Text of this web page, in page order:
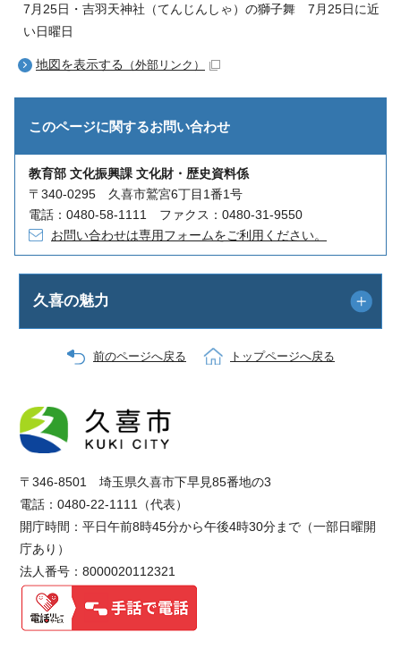
7月25日・吉羽天神社（てんじんしゃ）の獅子舞 7月25日に近
い日曜日
地図を表示する （外部リンク）
このページに関するお問い合わせ
教育部 文化振興課 文化財・歴史資料係
〒340-0295 久喜市鷲宮6丁目1番1号
電話：0480-58-1111 ファクス：0480-31-9550
お問い合わせは専用フォームをご利用ください。
久喜の魅力
前のページへ戻る トップページへ戻る
〒346-8501 埼玉県久喜市下早見85番地の3
電話：0480-22-1111（代表）
開庁時間：平日午前8時45分から午後4時30分まで（一部日曜開
庁あり）
法人番号：8000020112321